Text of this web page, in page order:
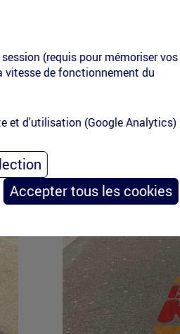
(requis pour mémoriser vos
vitesse de fonctionnement du
et d'utilisation (Google Analytics)
Accepter tous les cookies
un service ou un événement
au plus près de vos
de communiquer auprès
burgerkik-
marquage-
sol-
cleantag.jpg